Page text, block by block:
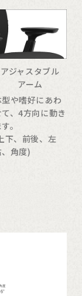
アジャスタブル
アーム
型や嗜好にあわ
、4方向に動き
。
下、前後、左
角度)